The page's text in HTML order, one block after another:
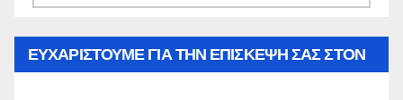
ΕΥΧΑΡΙΣΤΟΥΜΕ ΓΙΑ ΤΗΝ ΕΠΙΣΚΕΨΗ ΣΑΣ ΣΤΟΝ